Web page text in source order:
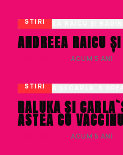
STIRI
ANDREEA RAICU
· ACUM 5 ANI
STIRI
RALUKA ȘI
ASTEA CU
· ACUM 5 ANI